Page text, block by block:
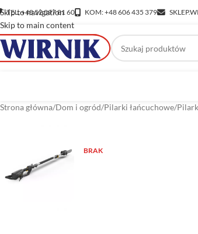
Skip to navigation
Skip to main content
TEL: +48 52 397 81 60 KOM: +48 606 435 379
Strona główna/Dom i ogród/Pilarki łańcuchowe/
BRAK